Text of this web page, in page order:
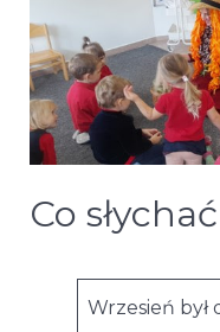
Co
Wrzesień był